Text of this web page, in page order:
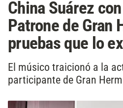
China Suárez
Patrone de Gran
pruebas que lo
El músico traicionó a la
participante de Gran